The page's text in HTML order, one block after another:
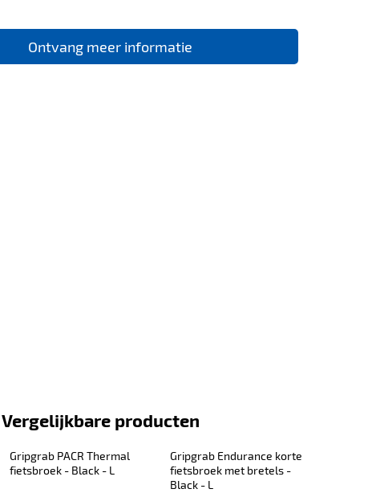
Ontvang meer informatie
Vergelijkbare producten
Gripgrab PACR Thermal
fietsbroek - Black - L
Gripgrab Endurance korte
fietsbroek met bretels -
Black - L